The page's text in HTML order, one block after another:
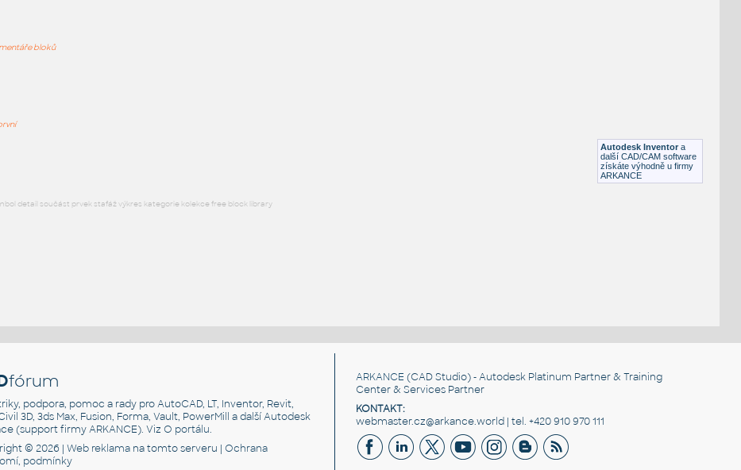
Plastové součásti
Autodesk Inventor a
další CAD/CAM software
získáte výhodně u firmy
ARKANCE
bloků
detail součást prvek stafáž výkres kategorie kolekce free block library
fórum
podpora, pomoc a rady pro AutoCAD, LT, Inventor, Revit,
3D, 3ds Max, Fusion, Forma, Vault, PowerMill a další Autodesk
(support firmy ARKANCE). VizO portálu.
© 2026 |Web reklama na tomto serveru |Ochrana
podmínky
ARKANCE (CAD Studio) - Autodesk Platinum Partner & Training
Center & Services Partner
KONTAKT:
webmaster.cz@arkance.world | tel. +420 910 970 111